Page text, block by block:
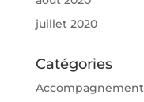
juillet 2020
Catégories